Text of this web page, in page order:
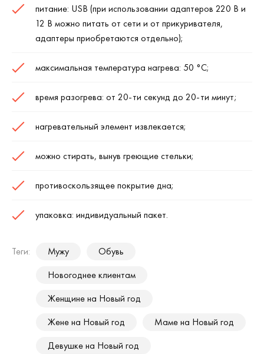
питание: USB (при использовании адаптеров 220 В и
12 В можно питать от сети и от прикуривателя,
адаптеры приобретаются отдельно);
максимальная температура нагрева: 50 °C;
время разогрева: от 20-ти секунд до 20-ти минут;
нагревательный элемент извлекается;
можно стирать, вынув греющие стельки;
противоскользящее покрытие дна;
упаковка: индивидуальный пакет.
Теги: Мужу
Обувь
Новогоднее клиентам
Женщине на Новый год
Жене на Новый год
Маме на Новый год
Девушке на Новый год